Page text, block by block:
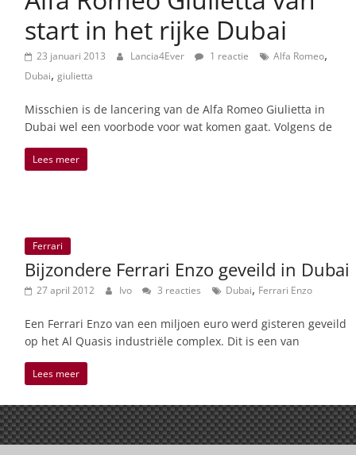
lifestylestart in het rijke Dubai
23 januari 2013 Lancia4Ever 1 reactie Alfa Romeo,
Dubai, giulietta
Misschien is de lancering van de Alfa Romeo Giulietta in
Dubai wel een voorbode voor wat komen gaat. Volgens de
Lees meer
Ferrari
Bijzondere Ferrari Enzo geveild in Dubai
27 april 2012 Ivo 3 reacties Dubai, Ferrari Enzo
Een Ferrari Enzo van een miljoen euro werd gisteren geveild
op het Al Quasis industriële complex. Dit is een van
Lees meer